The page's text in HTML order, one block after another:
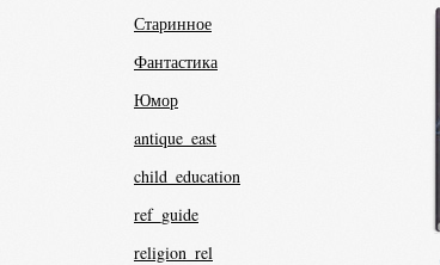
Старинное
Фантастика
Юмор
antique_east
child_education
ref_guide
religion_rel